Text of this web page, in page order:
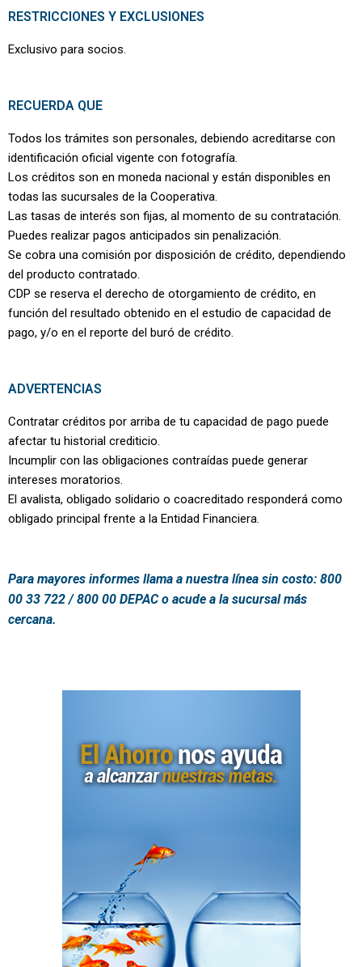
RESTRICCIONES Y EXCLUSIONES
Exclusivo para socios.
RECUERDA QUE
Todos los trámites son personales, debiendo acreditarse con
identificación oficial vigente con fotografía.
Los créditos son en moneda nacional y están disponibles en
todas las sucursales de la Cooperativa.
Las tasas de interés son fijas, al momento de su contratación.
Puedes realizar pagos anticipados sin penalización.
Se cobra una comisión por disposición de crédito, dependiendo
del producto contratado.
CDP se reserva el derecho de otorgamiento de crédito, en
función del resultado obtenido en el estudio de capacidad de
pago, y/o en el reporte del buró de crédito.
ADVERTENCIAS
Contratar créditos por arriba de tu capacidad de pago puede
afectar tu historial crediticio.
Incumplir con las obligaciones contraídas puede generar
intereses moratorios.
El avalista, obligado solidario o coacreditado responderá como
obligado principal frente a la Entidad Financiera.
Para mayores informes llama a nuestra línea sin costo: 800
00 33 722 / 800 00 DEPAC o acude a la sucursal más
cercana.